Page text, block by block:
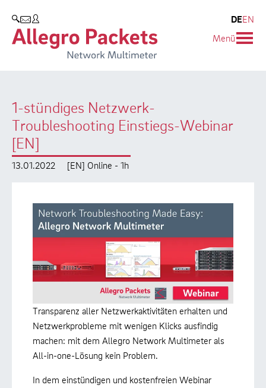
SUCHEN
DEEN
Menü
1-stündiges Netzwerk-
Troubleshooting Einstiegs-Webinar
[EN]
13.01.2022 [EN] Online - 1h
Transparenz aller Netzwerkaktivitäten erhalten und
Netzwerkprobleme mit wenigen Klicks ausfindig
machen: mit dem Allegro Network Multimeter als
All-in-one-Lösung kein Problem.
In dem einstündigen und kostenfreien Webinar
Allegro Network Multimeter
Produktübersicht
Use Cases
Whitepaper
Case Studies
Videos
Produkt-Handbuch
Unternehmen
Partner
Umweltschutz
Forschung und Lehre